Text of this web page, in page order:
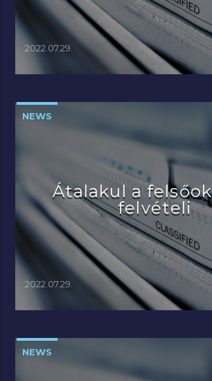
2022.07.29.
NEWS
Átalakul a
felvételi
2022.07.29.
NEWS